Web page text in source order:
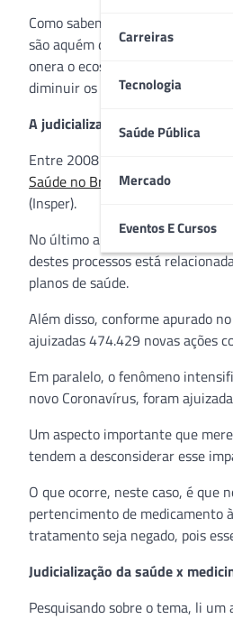
Carreiras
Tecnologia
Saúde Pública
Mercado
Eventos E Cursos
Como sabemos a situação da
são aquém dos necessários, os
onera o ecossistema como um
diminuir os índices.
A judicialização da saúde em
Entre 2008 e 2017, o número
Saúde no Brasil: perfil das
(Insper).
No último ano da análise, 95,7
destes processos está
planos de saúde.
Além disso, conforme apurado
ajuizadas 474.429 novas ações
Em paralelo, o fenômeno
novo Coronavírus, foram
Um aspecto importante que
tendem a desconsiderar esse
O que ocorre, neste caso, é que
pertencimento de medicamento
tratamento seja negado, pois
Judicialização da saúde x
Pesquisando sobre o tema, li